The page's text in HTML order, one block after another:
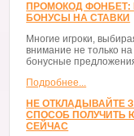
ПРОМОКОД ФОНБЕТ:
БОНУСЫ НА СТАВКИ
Многие игроки,
внимание не только
бонусные
Подробнее...
НЕ ОТКЛАДЫВАЙТЕ
СПОСОБ ПОЛУЧИТЬ
СЕЙЧАС